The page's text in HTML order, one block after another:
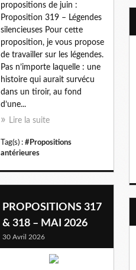
propositions de juin :
Proposition 319 – Légendes
silencieuses Pour cette
proposition, je vous propose
de travailler sur les légendes.
Pas n’importe laquelle : une
histoire qui aurait survécu
dans un tiroir, au fond
d’une...
Lire la suite
Tag(s) : #Propositions
antérieures
PROPOSITIONS 317
& 318 – MAI 2026
30 Avril 2026